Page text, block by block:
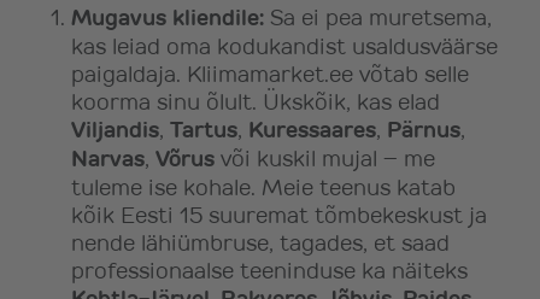
Mugavus kliendile: Sa ei pea muretsema,
kas leiad oma kodukandist usaldusväärse
paigaldaja. Kliimamarket.ee võtab selle
koorma sinu õlult. Ükskõik, kas elad
Viljandis, Tartus, Kuressaares, Pärnus,
Narvas, Võrus või kuskil mujal – me
tuleme ise kohale. Meie teenus katab
kõik Eesti 15 suuremat tõmbekeskust ja
nende lähiümbruse, tagades, et saad
professionaalse teeninduse ka näiteks